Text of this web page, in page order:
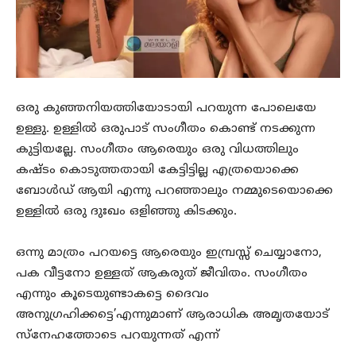
ഒരു കുഞ്ഞനിയത്തിയോടായി പറയുന്ന പോലെയേ
ഉള്ളു. ഉള്ളിൽ ഒരുപാട് സംഗീതം കൊണ്ട് നടക്കുന്ന
കുട്ടിയല്ലേ. സംഗീതം ആരെയും ഒരു വിധത്തിലും
കഷ്ടം കൊടുത്തതായി കേട്ടിട്ടില്ല എത്രയൊക്കെ
ബോൾഡ് ആയി എന്നു പറഞ്ഞാലും നമ്മുടെയൊക്കെ
ഉള്ളിൽ ഒരു ദുഃഖം ഒളിഞ്ഞു കിടക്കും.
ഒന്നു മാത്രം പറയട്ടെ ആരെയും ഇമ്പ്രസ്സ് ചെയ്യാനോ,
പക വീട്ടനോ ഉള്ളത് ആകരുത് ജീവിതം. സംഗീതം
എന്നും കൂടെയുണ്ടാകട്ടെ ദൈവം
അനുഗ്രഹിക്കട്ടെ’എന്നുമാണ് ആരാധിക അമൃതയോട്
സ്‌നേഹത്തോടെ പറയുന്നത് എന്ന്